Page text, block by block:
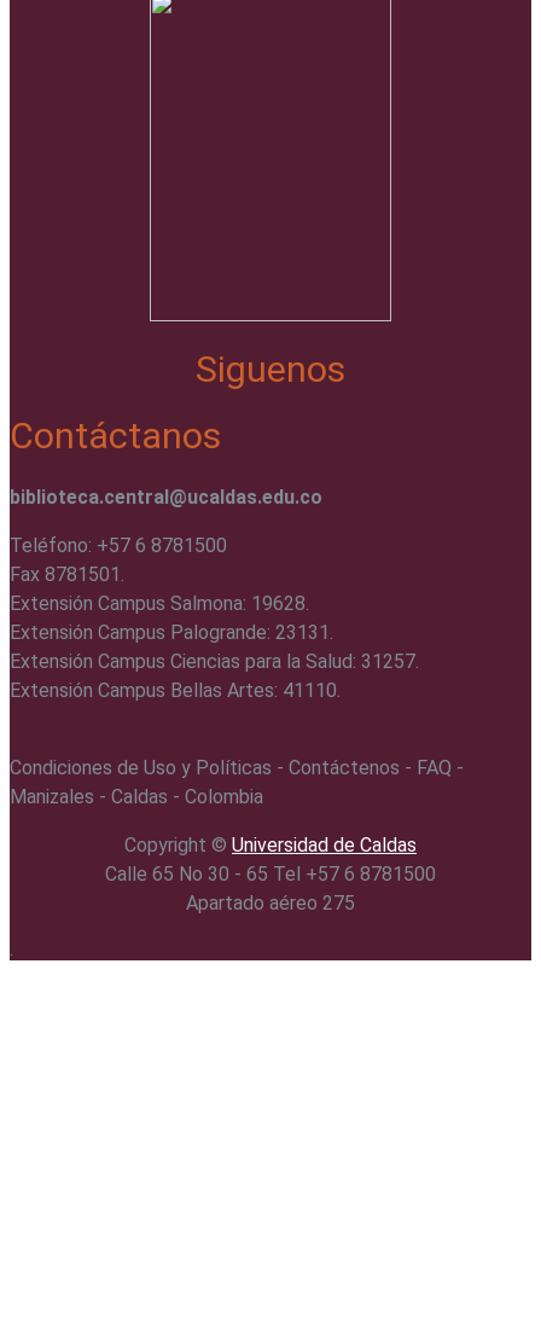
Siguenos
Contáctanos
biblioteca.central@ucaldas.edu.co
Teléfono: +57 6 8781500
Fax 8781501.
Extensión Campus Salmona: 19628.
Extensión Campus Palogrande: 23131.
Extensión Campus Ciencias para la Salud: 31257.
Extensión Campus Bellas Artes: 41110.
Condiciones de Uso y Políticas - Contáctenos - FAQ -
Manizales - Caldas - Colombia
Copyright ©️ Universidad de Caldas
Calle 65 No 30 - 65 Tel +57 6 8781500
Apartado aéreo 275
.